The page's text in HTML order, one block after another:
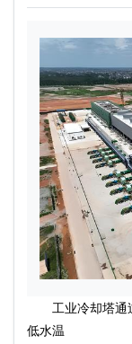
工业冷却塔通
低水温